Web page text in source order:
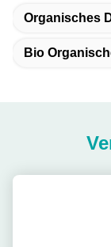
Organisches
Bio